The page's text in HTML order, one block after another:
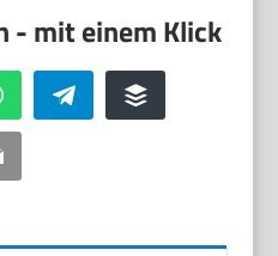
WhatsApp Telegram Buffer
Email